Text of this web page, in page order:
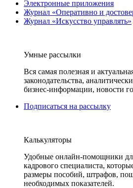
Электронные приложения
Журнал «Оперативно и
Журнал «Искусство управлять»
Умные рассылки
Вся самая полезная и
законодательства,
бизнес-информации, новости
Подписаться на рассылку
Калькуляторы
Удобные онлайн-помощники
кадрового специалиста,
размеры пособий, штрафов,
необходимых показателей.